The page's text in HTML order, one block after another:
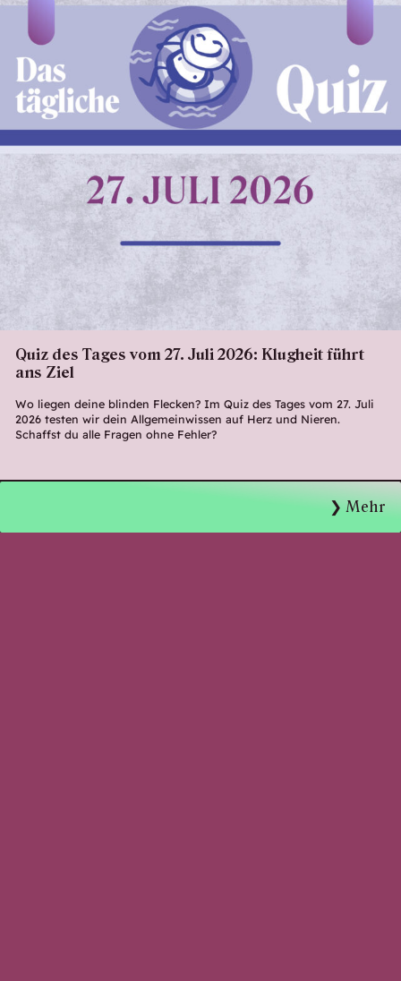
Quiz des Tages vom 27. Juli 2026: Klugheit führt
ans Ziel
Wo liegen deine blinden Flecken? Im Quiz des Tages vom 27. Juli
2026 testen wir dein Allgemeinwissen auf Herz und Nieren.
Schaffst du alle Fragen ohne Fehler?
Mehr